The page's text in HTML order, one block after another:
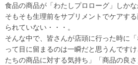
食品の商品が「わたしプロローグ」しかな
そもそも生理前をサプリメントでケアす
られていない・・・。
そんな中で、皆さんが店頭に行った時に「
って目に留まるのは一瞬だと思うんです
たちの商品に対する気持ち」「商品の良